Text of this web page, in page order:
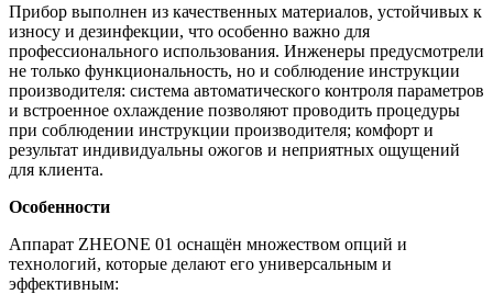
Прибор выполнен из качественных материалов, устойчивых к
износу и дезинфекции, что особенно важно для
профессионального использования. Инженеры предусмотрели
не только функциональность, но и соблюдение инструкции
производителя: система автоматического контроля параметров
и встроенное охлаждение позволяют проводить процедуры
при соблюдении инструкции производителя; комфорт и
результат индивидуальны ожогов и неприятных ощущений
для клиента.
Особенности
Аппарат ZHEONE 01 оснащён множеством опций и
технологий, которые делают его универсальным и
эффективным: